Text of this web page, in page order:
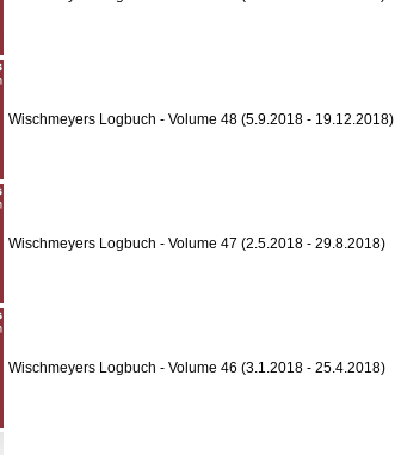
Wischmeyers Logbuch - Volume 48 (5.9.2018 - 19.12.2018)
Wischmeyers Logbuch - Volume 47 (2.5.2018 - 29.8.2018)
Wischmeyers Logbuch - Volume 46 (3.1.2018 - 25.4.2018)